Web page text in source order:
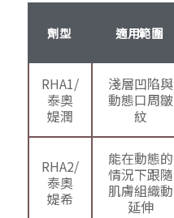
劑型 適用範圍
RHA1/
泰奧
媞潤
淺層凹陷與
動態口周皺
紋
RHA2/
泰奧
媞希
能在動態的
情況下跟隨
肌膚組織動
延伸